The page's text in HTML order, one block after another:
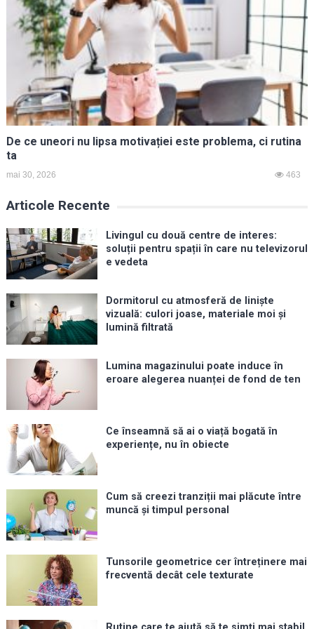
De ce uneori nu lipsa motivației este problema, ci rutina
ta
mai 30, 2026 463
Articole Recente
Livingul cu două centre de interes:
soluții pentru spații în care nu televizorul
e vedeta
Dormitorul cu atmosferă de liniște
vizuală: culori joase, materiale moi și
lumină filtrată
Lumina magazinului poate induce în
eroare alegerea nuanței de fond de ten
Ce înseamnă să ai o viață bogată în
experiențe, nu în obiecte
Cum să creezi tranziții mai plăcute între
muncă și timpul personal
Tunsorile geometrice cer întreținere mai
frecventă decât cele texturate